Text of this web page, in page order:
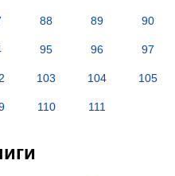
88 89 90
95 96 97
103 104 105
110 111